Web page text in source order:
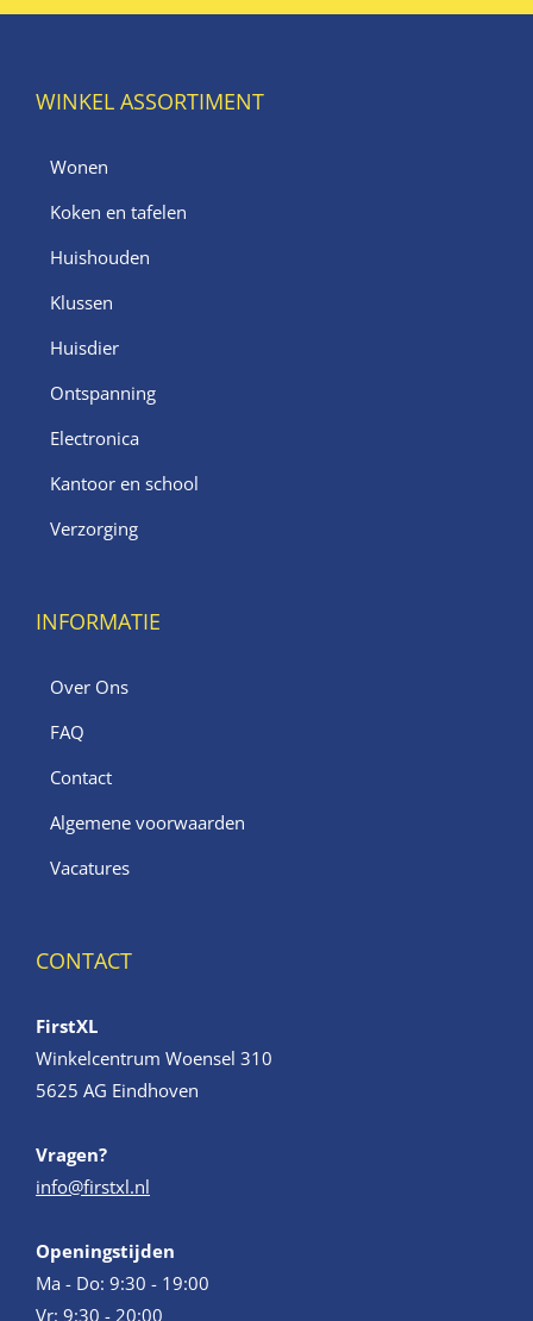
WINKEL ASSORTIMENT
Wonen
Koken en tafelen
Huishouden
Klussen
Huisdier
Ontspanning
Electronica
Kantoor en school
Verzorging
INFORMATIE
Over Ons
FAQ
Contact
Algemene voorwaarden
Vacatures
CONTACT
FirstXL
Winkelcentrum Woensel 310
5625 AG Eindhoven
Vragen?
info@firstxl.nl
Openingstijden
Ma - Do: 9:30 - 19:00
Vr: 9:30 - 20:00